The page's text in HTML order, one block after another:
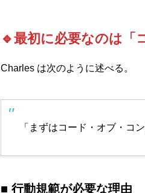
🔹最初に必要なのは「
Charles は次のように述べる。
「まずはコード・オブ・コ
■ 行動規範が必要な理由